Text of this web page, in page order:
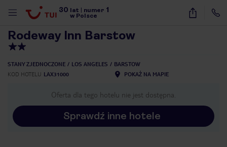
30 lat numer 1
w Polsce
40
Rodeway Inn Barstow
STANY ZJEDNOCZONE LOS ANGELES
BARSTOW
KOD HOTELU LAX31000 POKAŻ NA MAPIE
Oferta dla tego hotelu nie jest dostępna.
Sprawdź inne hotele